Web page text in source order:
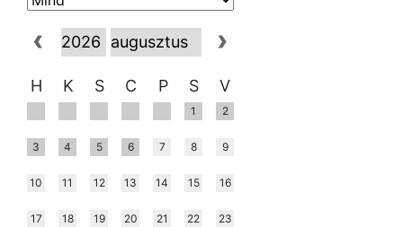
H K S C P S V
1 2
3 4 5 6 7 8 9
10 11 12 13 14 15 16
17 18 19 20 21 22 23